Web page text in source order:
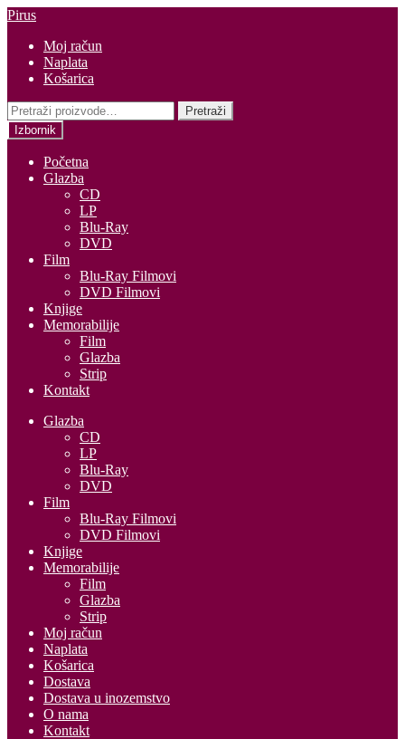
Preskoči
navigaciju
Skoči
sadržaja
Pirus
Moj račun
Naplata
Košarica
Pretraži:
Pretraži
Izbornik
Početna
Glazba
CD
LP
Blu-Ray
DVD
Film
Blu-Ray Filmovi
DVD Filmovi
Knjige
Memorabilije
Film
Glazba
Strip
Kontakt
Glazba
CD
LP
Blu-Ray
DVD
Film
Blu-Ray Filmovi
DVD Filmovi
Knjige
Memorabilije
Film
Glazba
Strip
Moj račun
Naplata
Košarica
Dostava
Dostava u inozemstvo
O nama
Kontakt